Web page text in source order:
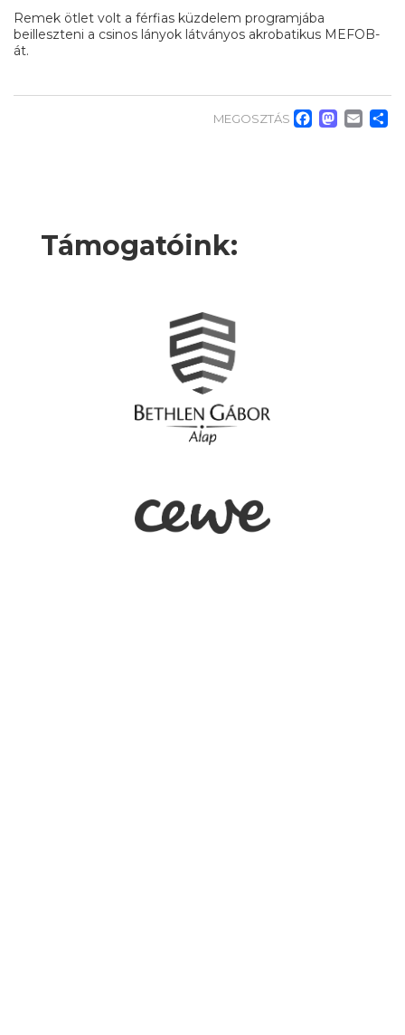
Remek ötlet volt a férfias küzdelem programjába
beilleszteni a csinos lányok látványos akrobatikus MEFOB-
át.
MEGOSZTÁS
Támogatóink: